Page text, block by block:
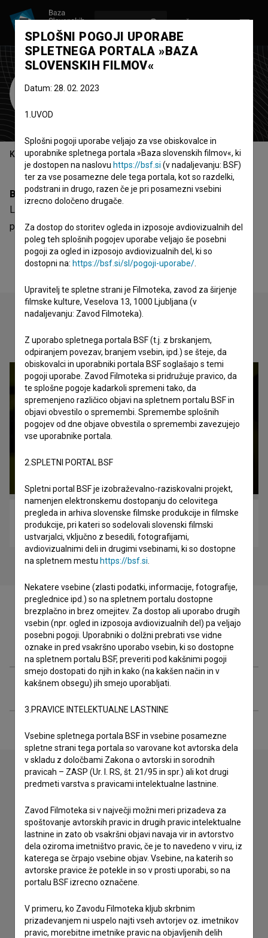
Lojze Poreber
Kazalo
Biografija
Lojze Poreber je asistent scenografije. Najnovejši projekt,
pri katerem je sodeloval, jeRahel stik (1982).
Oglejte si
Piran – Pirano (2010)
drama
Filmografija (1)
Razširjeni podatki
Spoštovani, s pomočjo spodnjega obrazca lahko stopite v
stik z uredništvom Baze slovenskih filmov. Veseli bomo vaših
odzivov.
imam vprašanje
prijavljam napako
želim dodati podatke
drugo
SPLOŠNI POGOJI UPORABE
SPLETNEGA PORTALA »BAZA
SLOVENSKIH FILMOV«
Datum: 28. 02. 2023
1.UVOD
Splošni pogoji uporabe veljajo za vse obiskovalce in
uporabnike spletnega portala »Baza slovenskih filmov«, ki
je dostopen na naslovu https://bsf.si (v nadaljevanju: BSF)
ter za vse posamezne dele tega portala, kot so razdelki,
podstrani in drugo, razen če je pri posamezni vsebini
izrecno določeno drugače.
Za dostop do storitev ogleda in izposoje avdiovizualnih del
poleg teh splošnih pogojev uporabe veljajo še posebni
pogoji za ogled in izposojo avdiovizualnih del, ki so
dostopni na: https://bsf.si/sl/pogoji-uporabe/
Upravitelj te spletne strani je Filmoteka, zavod za širjenje
filmske kulture, Veselova 13, 1000 Ljubljana (v
nadaljevanju: Zavod Filmoteka).
Z uporabo spletnega portala BSF (t.j. z brskanjem,
odpiranjem povezav, branjem vsebin, ipd.) se šteje, da
obiskovalci in uporabniki portala BSF soglašajo s temi
pogoji uporabe. Zavod Filmoteka si pridružuje pravico, da
te splošne pogoje kadarkoli spremeni tako, da
spremenjeno različico objavi na spletnem portalu BSF in
objavi obvestilo o spremembi. Spremembe splošnih
pogojev od dne objave obvestila o spremembi zavezujejo
vse uporabnike portala.
2.SPLETNI PORTAL BSF
Spletni portal BSF je izobraževalno-raziskovalni projekt,
namenjen elektronskemu dostopanju do celovitega
pregleda in arhiva slovenske filmske produkcije in filmske
produkcije, pri kateri so sodelovali slovenski filmski
ustvarjalci, vključno z besedili, fotografijami,
avdiovizualnimi deli in drugimi vsebinami, ki so dostopne
na spletnem mestu https://bsf.si
Nekatere vsebine (zlasti podatki, informacije, fotografije,
preglednice ipd.) so na spletnem portalu dostopne
brezplačno in brez omejitev. Za dostop ali uporabo drugih
vsebin (npr. ogled in izposoja avdiovizualnih del) pa veljajo
posebni pogoji. Uporabniki o dolžni prebrati vse vidne
oznake in pred vsakršno uporabo vsebin, ki so dostopne
na spletnem portalu BSF, preveriti pod kakšnimi pogoji
smejo dostopati do njih in kako (na kakšen način in v
kakšnem obsegu) jih smejo uporabljati.
3.PRAVICE INTELEKTUALNE LASTNINE
Vsebine spletnega portala BSF in vsebine posamezne
spletne strani tega portala so varovane kot avtorska dela
v skladu z določbami Zakona o avtorski in sorodnih
pravicah – ZASP (Ur. l. RS, št. 21/95 in spr.) ali kot drugi
predmeti varstva s pravicami intelektualne lastnine.
Zavod Filmoteka si v največji možni meri prizadeva za
spoštovanje avtorskih pravic in drugih pravic intelektualne
lastnine in zato ob vsakršni objavi navaja vir in avtorstvo
dela oziroma imetništvo pravic, če je to navedeno v viru, iz
katerega se črpajo vsebine objav. Vsebine, na katerih so
avtorske pravice že potekle in so v prosti uporabi, so na
portalu BSF izrecno označene.
V primeru, ko Zavodu Filmoteka kljub skrbnim
prizadevanjem ni uspelo najti vseh avtorjev oz. imetnikov
pravic, morebitne imetnike pravic na objavljenih delih